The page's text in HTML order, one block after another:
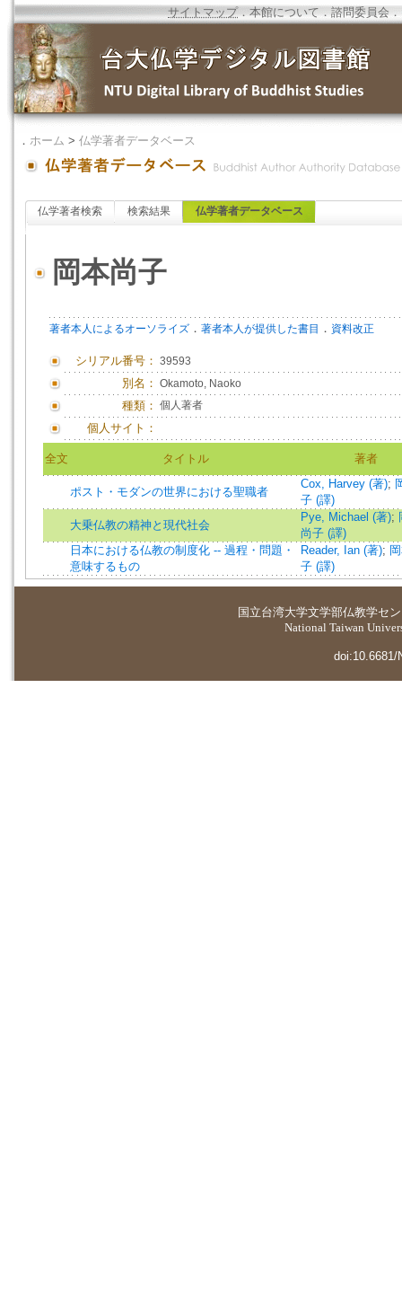
サイトマップ．本館について ．諮問委員会 ．
． ホーム > 仏学著者データベース
仏学著者検索 検索結果 仏学著者データベース
岡本尚子
著者本人によるオーソライズ ． 著者本人が提供した書目 ． 資料改正
シリアル番号： 39593
別名： Okamoto, Naoko
種類： 個人著者
個人サイト：
全文 タイトル 著者
ポスト・モダンの世界における聖職者
Cox, Harvey (著);
子 (譯)
大乗仏教の精神と現代社会
Pye, Michael (著);
尚子 (譯)
日本における仏教の制度化 -- 過程・問題・
意味するもの
Reader, Ian (著);
子 (譯)
国立台湾大学文学部仏教学セ
National Taiwan
doi:10.6681/